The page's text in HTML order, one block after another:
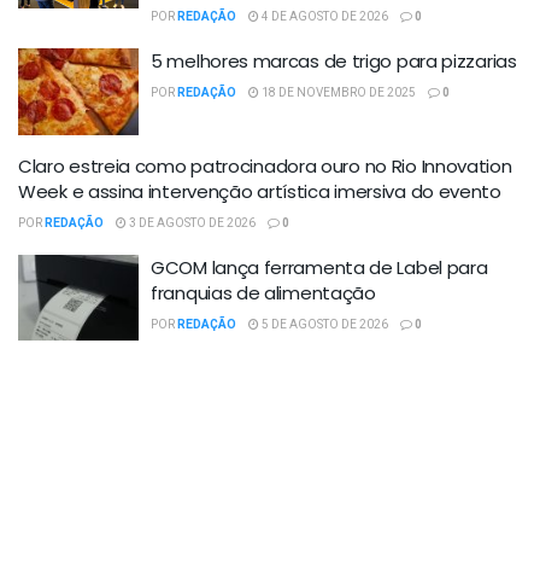
PORREDAÇÃO 4 DE AGOSTO DE 2026 0
5 melhores marcas de trigo para pizzarias
PORREDAÇÃO 18 DE NOVEMBRO DE 2025 0
Claro estreia como patrocinadora ouro no Rio Innovation
Week e assina intervenção artística imersiva do evento
PORREDAÇÃO 3 DE AGOSTO DE 2026 0
GCOM lança ferramenta de Label para
franquias de alimentação
PORREDAÇÃO 5 DE AGOSTO DE 2026 0